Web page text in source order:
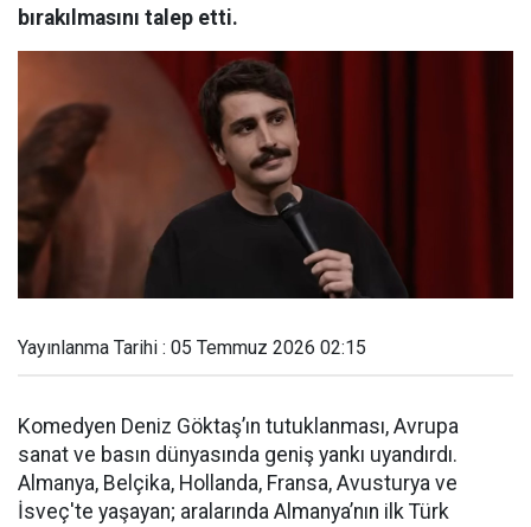
bırakılmasını talep etti.
Yayınlanma Tarihi : 05 Temmuz 2026 02:15
Komedyen Deniz Göktaş’ın tutuklanması, Avrupa
sanat ve basın dünyasında geniş yankı uyandırdı.
Almanya, Belçika, Hollanda, Fransa, Avusturya ve
İsveç'te yaşayan; aralarında Almanya’nın ilk Türk